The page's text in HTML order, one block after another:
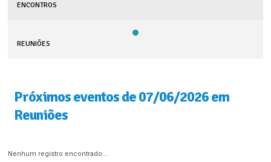
ENCONTROS
REUNIÕES
Próximos eventos de 07/06/2026 em
Reuniões
Nenhum registro encontrado...